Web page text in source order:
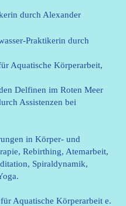
durch Alexander
Praktikerin durch
Aquatische Körperarbeit,
Delfinen im Roten Meer
Assistenzen bei
in Körper- und
Rebirthing, Atemarbeit,
Spiraldynamik,
Aquatische Körperarbeit e.